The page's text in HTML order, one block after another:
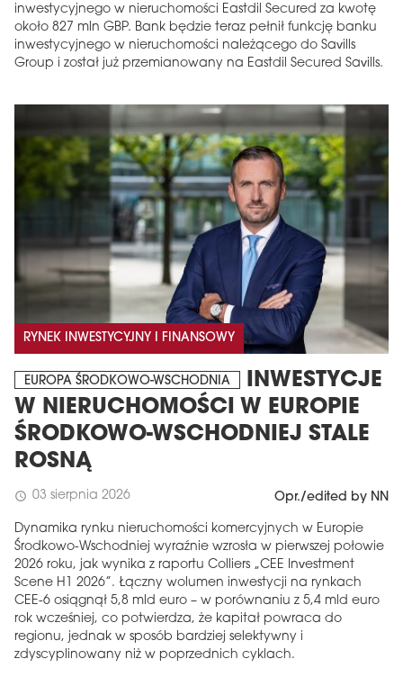
inwestycyjnego w nieruchomości Eastdil Secured za kwotę
około 827 mln GBP. Bank będzie teraz pełnił funkcję banku
inwestycyjnego w nieruchomości należącego do Savills
Group i został już przemianowany na Eastdil Secured Savills.
RYNEK INWESTYCYJNY I FINANSOWY
EUROPA ŚRODKOWO-WSCHODNIA
INWESTYCJE
W NIERUCHOMOŚCI W EUROPIE
ŚRODKOWO-WSCHODNIEJ STALE
ROSNĄ
schedule 03 sierpnia 2026 Opr./edited by NN
Dynamika rynku nieruchomości komercyjnych w Europie
Środkowo-Wschodniej wyraźnie wzrosła w pierwszej połowie
2026 roku, jak wynika z raportu Colliers „CEE Investment
Scene H1 2026”. Łączny wolumen inwestycji na rynkach
CEE-6 osiągnął 5,8 mld euro – w porównaniu z 5,4 mld euro
rok wcześniej, co potwierdza, że ​​kapitał powraca do
regionu, jednak w sposób bardziej selektywny i
zdyscyplinowany niż w poprzednich cyklach.